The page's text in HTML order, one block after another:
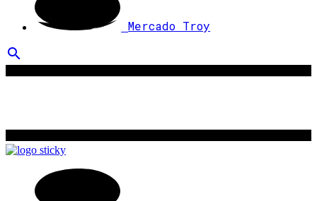
Mercado Troy
search